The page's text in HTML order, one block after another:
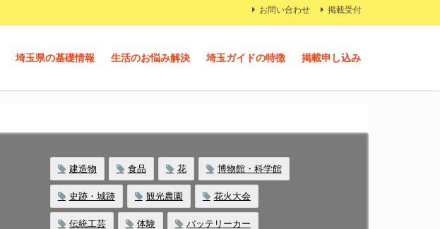
お問い合わせ 掲載受付
埼玉県の基礎情報 生活のお悩み解決 埼玉ガイドの特徴 掲載申し込み
建造物 食品 花 博物館・科学館
史跡・城跡 観光農園 花火大会
伝統工芸 体験 バッテリーカー